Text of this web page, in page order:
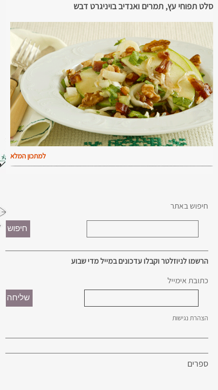
סלט תפוחי עץ, תמרים ואנדיב בויניגרט דבש
למתכון המלא
חיפוש באתר
הרשמו לניוזלטר וקבלו עדכונים במייל מדי שבוע
כתובת אימייל
הצהרת נגישות
ספרים